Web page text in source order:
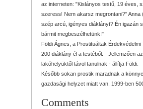
az interneten: "Kislányos testű, 19 éves,
szeress! Nem akarsz megrontani?" Anna
szép arcú, igényes diáklányt? Én igazán
bármit megbeszélhetünk!"
Földi Ágnes, a Prostituáltak
200 diáklány él a testéből. - Jellemzően
lakóhelyüktől távol tanulnak - állítja Földi.
Később sokan prostik maradnak a
gazdasági helyzet miatt van. 1999-ben
Comments